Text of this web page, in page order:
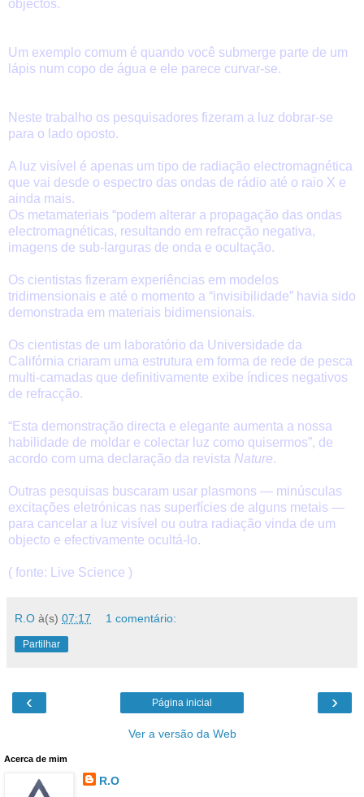
objectos.
Um exemplo comum é quando você submerge parte de um
lápis num copo de água e ele parece curvar-se.
Neste trabalho os pesquisadores fizeram a luz dobrar-se
para o lado oposto.
A luz visível é apenas um tipo de radiação electromagnética
que vai desde o espectro das ondas de rádio até o raio X e
ainda mais.
Os metamateriais “podem alterar a propagação das ondas
electromagnéticas, resultando em refracção negativa,
imagens de sub-larguras de onda e ocultação.
Os cientistas fizeram experiências em modelos
tridimensionais e até o momento a “invisibilidade” havia sido
demonstrada em materiais bidimensionais.
Os cientistas de um laboratório da Universidade da
Califórnia criaram uma estrutura em forma de rede de pesca
multi-camadas que definitivamente exibe índices negativos
de refracção.
“Esta demonstração directa e elegante aumenta a nossa
habilidade de moldar e colectar luz como quisermos”, de
acordo com uma declaração da revista Nature.
Outras pesquisas buscaram usar plasmons — minúsculas
excitações eletrónicas nas superfícies de alguns metais —
para cancelar a luz visível ou outra radiação vinda de um
objecto e efectivamente ocultá-lo.
( fonte: Live Science )
R.O à(s) 07:17 1 comentário:
Partilhar
‹ ›
Página inicial
Ver a versão da Web
Acerca de mim
R.O